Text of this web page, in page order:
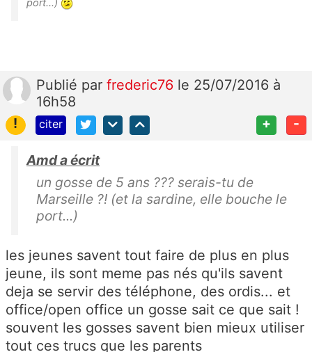
Publié par frederic76 le 25/07/2016 à
16h58
!
citer + -
Amd a écrit
un gosse de 5 ans ??? serais-tu de
Marseille ?! (et la sardine, elle bouche le
port...)
les jeunes savent tout faire de plus en plus
jeune, ils sont meme pas nés qu'ils savent
deja se servir des téléphone, des ordis... et
office/open office un gosse sait ce que sait !
souvent les gosses savent bien mieux utiliser
tout ces trucs que les parents